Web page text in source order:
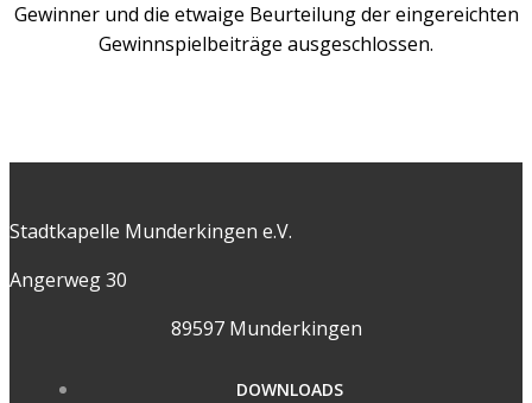
Gewinner und die etwaige Beurteilung der eingereichten
Gewinnspielbeiträge ausgeschlossen.
Stadtkapelle Munderkingen e.V.
Angerweg 30
89597 Munderkingen
DOWNLOADS